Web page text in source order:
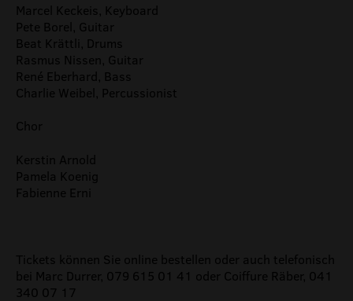
Marcel Keckeis, Keyboard
Pete Borel, Guitar
Beat Krättli, Drums
Rasmus Nissen, Guitar
René Eberhard, Bass
Charlie Weibel, Percussionist
Chor
Kerstin Arnold
Pamela Koenig
Fabienne Erni
Tickets können Sie online bestellen oder auch telefonisch
bei Marc Durrer, 079 615 01 41 oder Coiffure Räber, 041
340 07 17